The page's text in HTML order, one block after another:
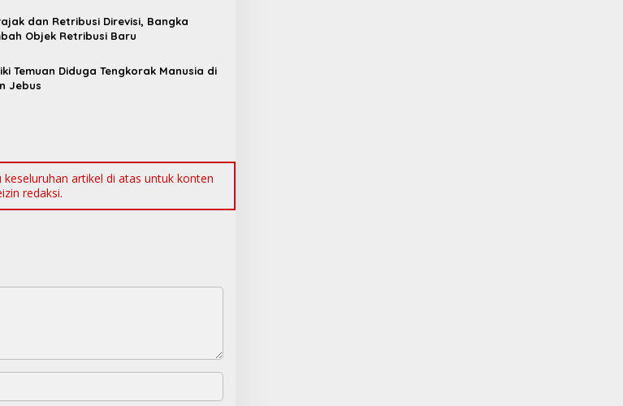
dan Retribusi Direvisi, Bangka
Objek Retribusi Baru
Temuan Diduga Tengkorak Manusia di
Jebus
artikel di atas untuk konten
redaksi.